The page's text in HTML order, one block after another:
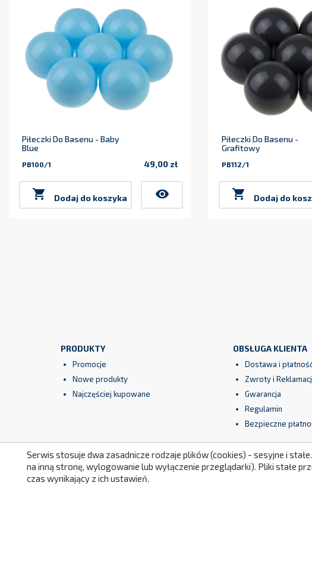
Piłeczki Do Basenu - Baby
Blue
PB100/1 49,00 zł
 Dodaj do koszyka visibility
Piłeczki Do Basenu -
Grafitowy
PB112/1
 Dodaj do
PRODUKTY
Promocje
Nowe produkty
Najczęściej kupowane
OBSŁUGA KLIENTA
Dostawa i
Zwroty i
Gwarancja
Regulamin
Bezpieczne
FacebookYouTube Instagram
Serwis stosuje dwa zasadnicze rodzaje plików (cookies) - sesyjne i
na inną stronę, wylogowanie lub wyłączenie przeglądarki). Pliki stałe
czas wynikający z ich ustawień.